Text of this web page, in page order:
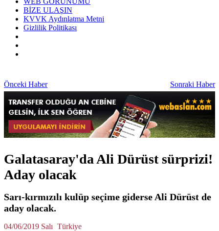
BİZE ULAŞIN
KVVK Aydınlatma Metni
Gizlilik Politikası
Önceki Haber Sonraki Haber
Galatasaray'da Ali Dürüst sürprizi!
Aday olacak
Sarı-kırmızılı kulüp seçime giderse Ali Dürüst de
aday olacak.
04/06/2019 Salı Türkiye